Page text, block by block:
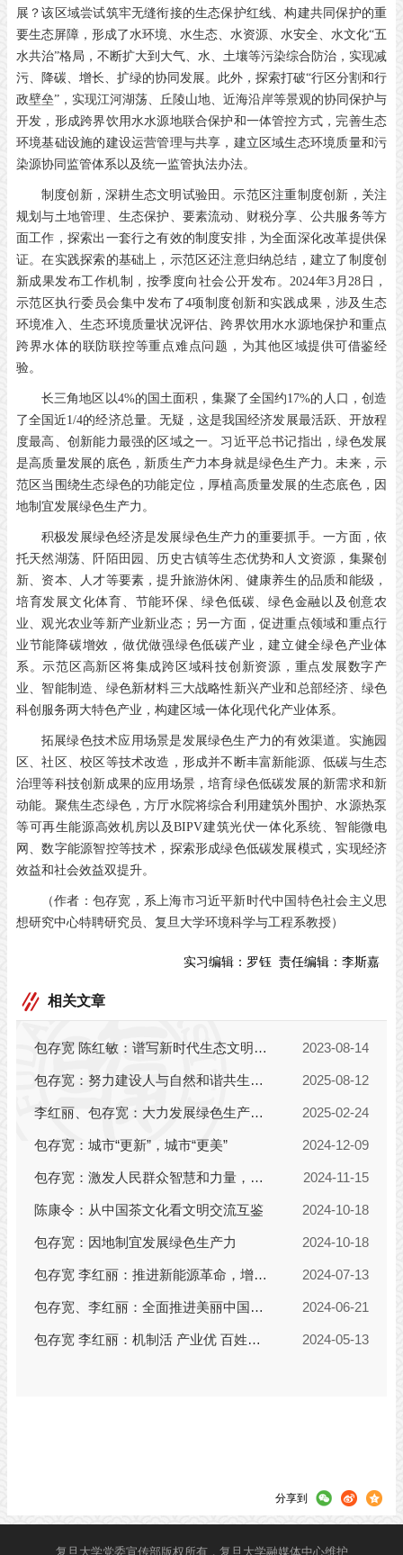
展？该区域尝试筑牢无缝衔接的生态保护红线、构建共同保护的重
要生态屏障，形成了水环境、水生态、水资源、水安全、水文化“五
水共治”格局，不断扩大到大气、水、土壤等污染综合防治，实现减
污、降碳、增长、扩绿的协同发展。此外，探索打破“行区分割和行
政壁垒”，实现江河湖荡、丘陵山地、近海沿岸等景观的协同保护与
开发，形成跨界饮用水水源地联合保护和一体管控方式，完善生态
环境基础设施的建设运营管理与共享，建立区域生态环境质量和污
染源协同监管体系以及统一监管执法办法。
制度创新，深耕生态文明试验田。示范区注重制度创新，关注
规划与土地管理、生态保护、要素流动、财税分享、公共服务等方
面工作，探索出一套行之有效的制度安排，为全面深化改革提供保
证。在实践探索的基础上，示范区还注意归纳总结，建立了制度创
新成果发布工作机制，按季度向社会公开发布。2024年3月28日，
示范区执行委员会集中发布了4项制度创新和实践成果，涉及生态
环境准入、生态环境质量状况评估、跨界饮用水水源地保护和重点
跨界水体的联防联控等重点难点问题，为其他区域提供可借鉴经
验。
长三角地区以4%的国土面积，集聚了全国约17%的人口，创造
了全国近1/4的经济总量。无疑，这是我国经济发展最活跃、开放程
度最高、创新能力最强的区域之一。习近平总书记指出，绿色发展
是高质量发展的底色，新质生产力本身就是绿色生产力。未来，示
范区当围绕生态绿色的功能定位，厚植高质量发展的生态底色，因
地制宜发展绿色生产力。
积极发展绿色经济是发展绿色生产力的重要抓手。一方面，依
托天然湖荡、阡陌田园、历史古镇等生态优势和人文资源，集聚创
新、资本、人才等要素，提升旅游休闲、健康养生的品质和能级，
培育发展文化体育、节能环保、绿色低碳、绿色金融以及创意农
业、观光农业等新产业新业态；另一方面，促进重点领域和重点行
业节能降碳增效，做优做强绿色低碳产业，建立健全绿色产业体
系。示范区高新区将集成跨区域科技创新资源，重点发展数字产
业、智能制造、绿色新材料三大战略性新兴产业和总部经济、绿色
科创服务两大特色产业，构建区域一体化现代化产业体系。
拓展绿色技术应用场景是发展绿色生产力的有效渠道。实施园
区、社区、校区等技术改造，形成并不断丰富新能源、低碳与生态
治理等科技创新成果的应用场景，培育绿色低碳发展的新需求和新
动能。聚焦生态绿色，方厅水院将综合利用建筑外围护、水源热泵
等可再生能源高效机房以及BIPV建筑光伏一体化系统、智能微电
网、数字能源智控等技术，探索形成绿色低碳发展模式，实现经济
效益和社会效益双提升。
（作者：包存宽，系上海市习近平新时代中国特色社会主义思
想研究中心特聘研究员、复旦大学环境科学与工程系教授）
实习编辑： 罗钰 责任编辑： 李斯嘉
相关文章
分享到
复旦大学党委宣传部版权所有，复旦大学融媒体中心维护